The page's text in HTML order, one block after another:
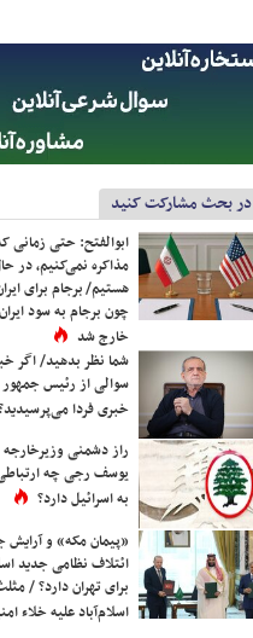
در بحث مشارکت کنید
ابوالفتح: حتی زمانی
مذاکره نمی‌کنیم، در
هستیم/ برجام برای
چون برجام به سود
خارج شد
شما نظر بدهید/ اگر
سوالی از رئیس
خبری فردا
راز دشمنی وزیرخارجه
یوسف رجی چه
به اسرائیل دارد؟
«پیمان مکه» و
ائتلاف نظامی جدید
برای تهران دارد؟ /
اسلام‌آباد علیه خلاء